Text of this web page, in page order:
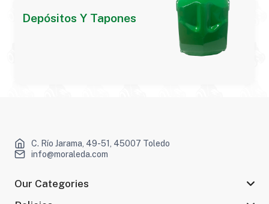
Depósitos Y Tapones
C. Río Jarama, 49-51, 45007 Toledo
info@moraleda.com
Our Categories